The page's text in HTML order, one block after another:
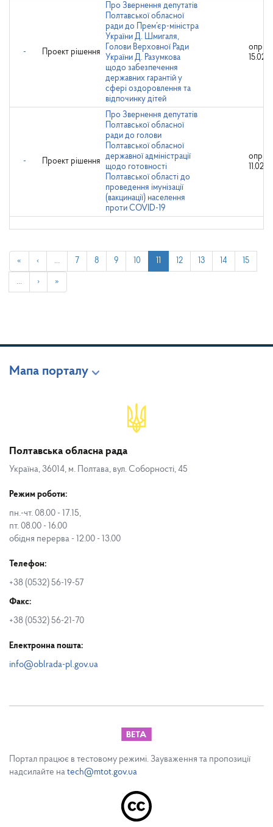
- Проект рішення
Про Звернення депутатів
Полтавської обласної
ради до Прем’єр-міністра
України Д. Шмигаля,
Голови Верховної Ради
України Д. Разумкова
щодо забезпечення
державних гарантій у
сфері оздоровлення та
відпочинку дітей
- Проект рішення
Про Звернення депутатів
Полтавської обласної
ради до голови
Полтавської обласної
державної адміністрації
щодо готовності
Полтавської області до
проведення імунізації
(вакцинації) населення
проти COVID-19
« ‹ … 7 8 9 10 12 13 14 15
… › »
Мапа порталу
Полтавська обласна рада
Україна, 36014, м. Полтава, вул. Соборності, 45
Режим роботи:
пн.-чт. 08.00 - 17.15,
пт. 08.00 - 16.00
обідня перерва - 12.00 - 13.00
Телефон:
+38 (0532) 56-19-57
Факс:
+38 (0532) 56-21-70
Електронна пошта:
info@oblrada-pl.gov.ua
Портал працює в тестовому режимі. Зауваження та пропозиції
надсилайте на tech@mtot.gov.ua